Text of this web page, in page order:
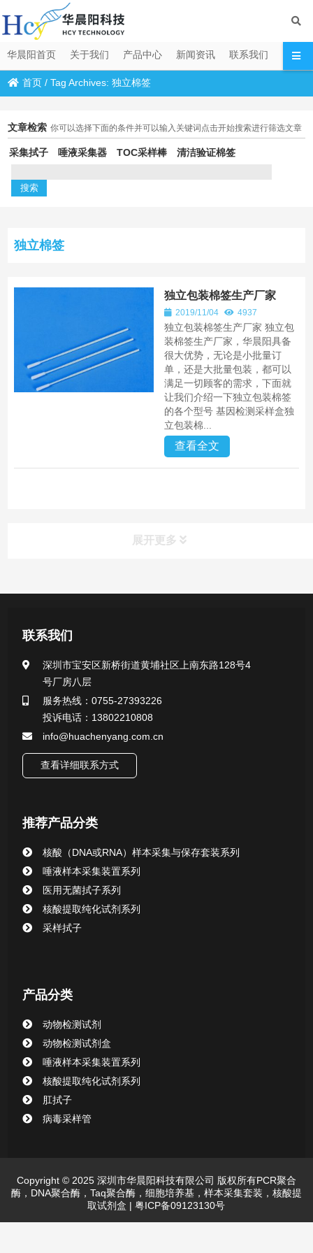
华晨阳首页 关于我们 产品中心 新闻资讯 联系我们
首页 /Tag Archives: 独立棉签
文章检索 你可以选择下面的条件并可以输入关键词点击开始搜索进行筛选文章
采集拭子 唾液采集器 TOC采样棒 清洁验证棉签
独立棉签
独立包装棉签生产厂家
2019/11/04 4937
独立包装棉签生产厂家 独立包
装棉签生产厂家，华晨阳具备
很大优势，无论是小批量订
单，还是大批量包装，都可以
满足一切顾客的需求，下面就
让我们介绍一下独立包装棉签
的各个型号 基因检测采样盒独
立包装棉...
查看全文
展开更多
产品中心
医用无菌采样拭子系列
一次性使用采样器系列
微生物样本保存液（通用运输传媒介质）系列
核酸（DNA&RNA）样本采集与保存套装系列
唾液样本采集装置系列
清洁验证棉签系列
动物检测试剂
联系我们
深圳市宝安区新桥街道黄埔社区上南东路128号4
号厂房八层
服务热线：0755-27393226
投诉电话：13802210808
info@huachenyang.com.cn
查看详细联系方式
推荐产品分类
核酸（DNA或RNA）样本采集与保存套装系列
唾液样本采集装置系列
医用无菌拭子系列
核酸提取纯化试剂系列
采样拭子
产品分类
动物检测试剂
动物检测试剂盒
唾液样本采集装置系列
核酸提取纯化试剂系列
肛拭子
病毒采样管
Copyright © 2025 深圳市华晨阳科技有限公司 版权所有PCR聚合
酶，DNA聚合酶，Taq聚合酶，细胞培养基，样本采集套装，核酸提
取试剂盒 | 粤ICP备09123130号